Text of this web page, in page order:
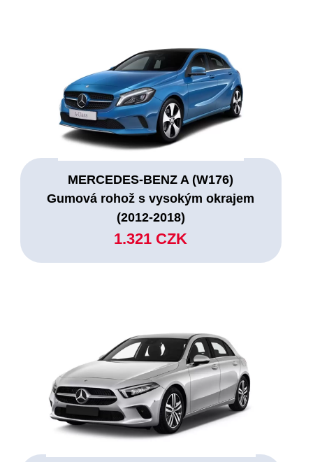
MERCEDES-BENZ A (W176)
Gumová rohož s vysokým okrajem
(2012-2018)
1.321 CZK